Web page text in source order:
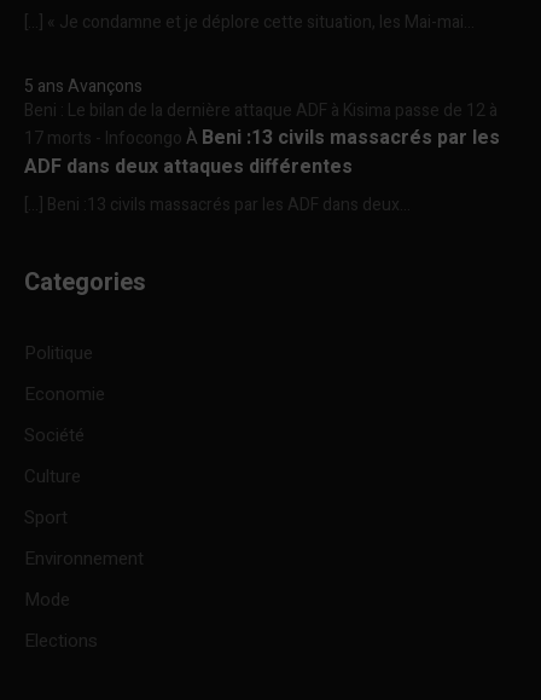
[…] « Je condamne et je déplore cette situation, les Mai-mai...
5 ans Avançons
Beni : Le bilan de la dernière attaque ADF à Kisima passe de 12 à
17 morts - InfocongoÀ Beni :13 civils massacrés par les
ADF dans deux attaques différentes
[…] Beni :13 civils massacrés par les ADF dans deux...
Categories
Politique
Economie
Société
Culture
Sport
Environnement
Mode
Elections